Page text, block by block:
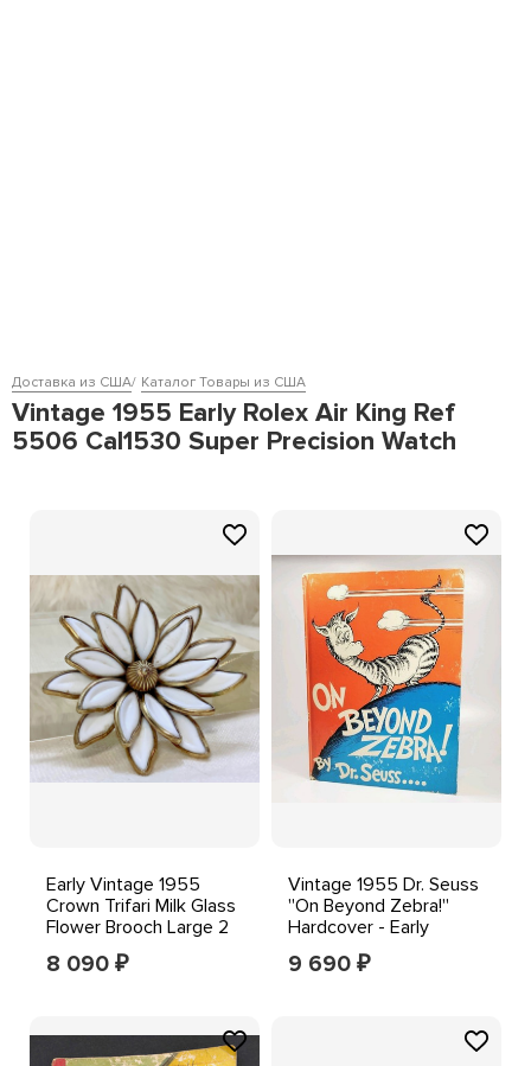
Доставка из США Каталог Товары из США
Vintage 1955 Early Rolex Air King Ref
5506 Cal1530 Super Precision Watch
Early Vintage 1955
Crown Trifari Milk Glass
Flower Brooch Large 2
8 090 ₽
Vintage 1955 Dr. Seuss
''On Beyond Zebra!''
Hardcover - Early
Printing Rare
9 690 ₽